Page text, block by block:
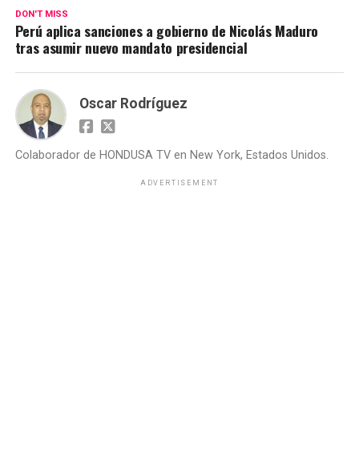
DON'T MISS
Perú aplica sanciones a gobierno de Nicolás Maduro
tras asumir nuevo mandato presidencial
Oscar Rodríguez
Colaborador de HONDUSA TV en New York, Estados Unidos.
ADVERTISEMENT